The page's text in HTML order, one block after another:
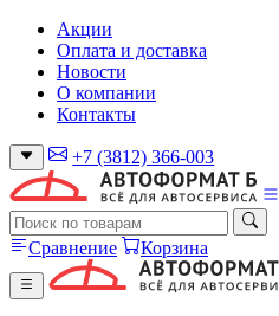
Акции
Оплата и доставка
Новости
О компании
Контакты
+7 (3812) 366-003
Сравнение Корзина